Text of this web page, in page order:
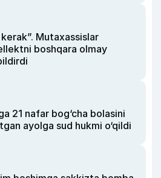
Mutaxassislar
boshqara olmay
21 nafar bog‘cha bolasini
ayolga sud hukmi o‘qildi